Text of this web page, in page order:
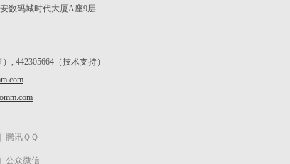
码城时代大厦A座9层
442305664（技术支持）
腾讯ＱＱ
公众微信